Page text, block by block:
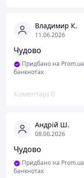
Владимир К.
11.06.2026
Чудово
Придбано на Prom.ua
банкнотах
Коментарі 0
Андрій Ш.
08.06.2026
Чудово
Придбано на Prom.ua
банкнотах